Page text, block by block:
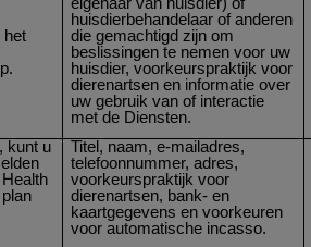
het
huisdierbehandelaar of anderen
die gemachtigd zijn om
beslissingen te nemen voor uw
huisdier, voorkeurspraktijk voor
dierenartsen en informatie over
uw gebruik van of interactie
met de Diensten.
kunt u
Titel, naam, e-mailadres,
telefoonnummer, adres,
voorkeurspraktijk voor
dierenartsen, bank- en
kaartgegevens en voorkeuren
voor automatische incasso.